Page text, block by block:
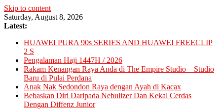
Skip to content
Saturday, August 8, 2026
Latest:
HUAWEI PURA 90s SERIES AND HUAWEI FREECLIP
2 S
Pengalaman Haji 1447H / 2026
Rakam Kenangan Raya Anda di The Empire Studio – Studio
Baru di Pulai Perdana
Anak Nak Sedondon Raya dengan Ayah di Kacax
Bebaskan Diri Daripada Nebulizer Dan Kekal Cerdas
Dengan Diffenz Junior